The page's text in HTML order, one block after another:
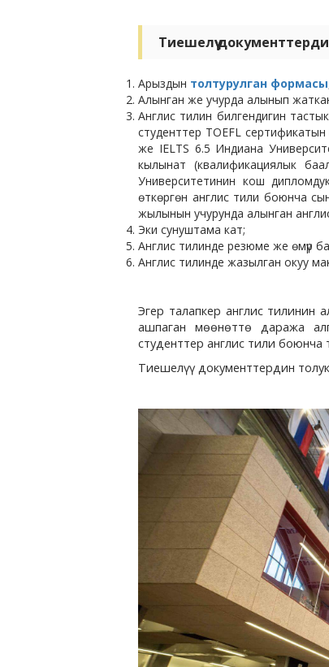
Тиешелүү
Арыздын толтурулган формасы
Алынган же учурда алынып
Англис тилин билгендигин
студенттер TOEFL сертификатын
же IELTS 6.5 Индиана
кылынат (квалификациялык
Университетинин кош
өткөргөн англис тили боюнча
жылынын учурунда алынган
Эки сунуштама кат;
Англис тилинде резюме же өмүр
Англис тилинде жазылган окуу
Эгер талапкер англис тилинин
ашпаган мөөнөттө даража
студенттер англис тили
Тиешелүү документтердин